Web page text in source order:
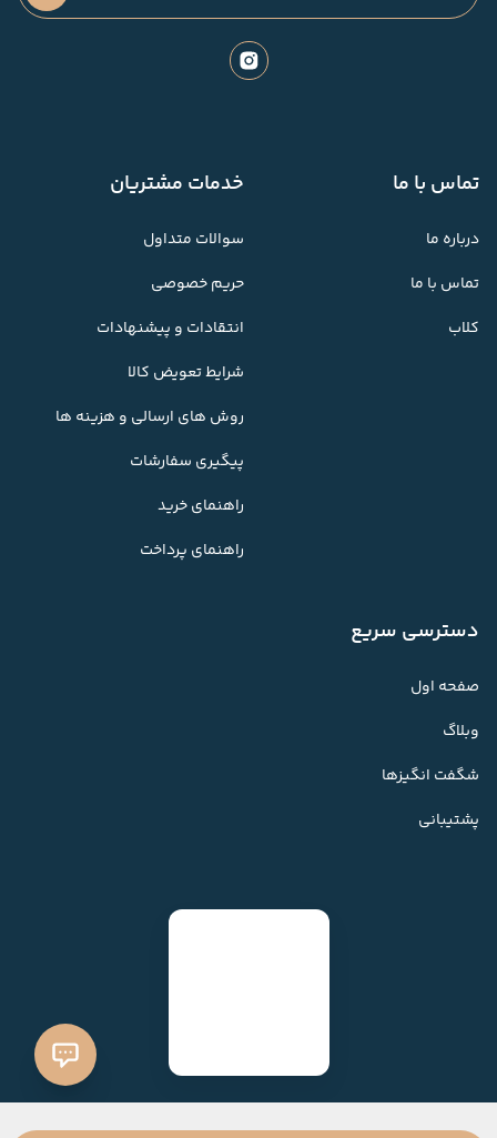
تماس با ما
درباره ما
تماس با ما
کلاب
خدمات مشتریان
سوالات متداول
حریم خصوصی
انتقادات و پیشنهادات
شرایط تعویض کالا
روش های ارسالی و هزینه ها
پیگیری سفارشات
راهنمای خرید
راهنمای پرداخت
دسترسی سریع
صفحه اول
وبلاگ
شگفت انگیزها
پشتیبانی